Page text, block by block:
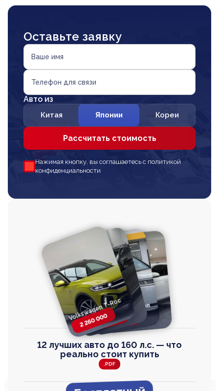
Оставьте заявку
Ваше имя
Телефон для связи
Авто из
Китая Японии Кореи
Рассчитать стоимость
Нажимая кнопку, вы соглашаетесь с политикой
конфиденциальности
Volkswagen T-Roc
2 260 000
Toyota Harrier
2 820 000
Honda Step Wagon
2 820 000
Volkswagen
TAYRON
2 670 000
12 лучших авто до 160 л.с. — что
реально стоит купить
.PDF